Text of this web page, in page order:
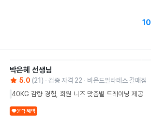
10
박은혜 선생님
5.0 (21 ) 검증 자격 22
비욘드필라테스 갈매점
40KG 감량 경험, 회원 니즈 맞춤별 트레이닝 제공
운닥 혜택